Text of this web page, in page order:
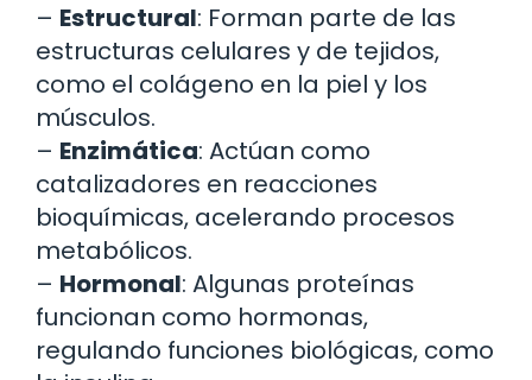
– Estructural: Forman parte de las
estructuras celulares y de tejidos,
como el colágeno en la piel y los
músculos.
– Enzimática: Actúan como
catalizadores en reacciones
bioquímicas, acelerando procesos
metabólicos.
– Hormonal: Algunas proteínas
funcionan como hormonas,
regulando funciones biológicas, como